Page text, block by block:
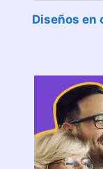
Diseños en